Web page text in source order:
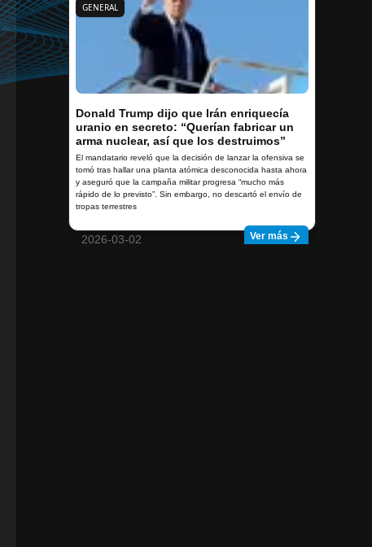
GENERAL
Donald Trump dijo que Irán enriquecía
uranio en secreto: “Querían fabricar un
arma nuclear, así que los destruimos”
El mandatario reveló que la decisión de lanzar la ofensiva se
tomó tras hallar una planta atómica desconocida hasta ahora
y aseguró que la campaña militar progresa “mucho más
rápido de lo previsto”. Sin embargo, no descartó el envío de
tropas terrestres
2026-03-02 Ver más